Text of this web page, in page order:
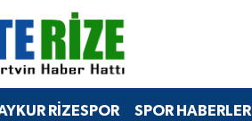
RİZESPOR SPOR HABERLERİ